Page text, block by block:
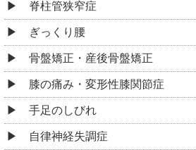
脊柱管狭窄症
ぎっくり腰
骨盤矯正・産後骨盤矯正
膝の痛み・変形性膝関節症
手足のしびれ
自律神経失調症